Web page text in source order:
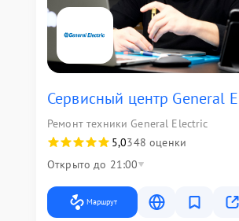
Сервисный центр General
Ремонт техники General Electric
5,0348 оценки
Открыто до 21:00
Маршрут